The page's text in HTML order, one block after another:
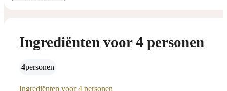
Ingrediënten voor 4 personen
4 personen
Ingrediënten voor 4 personen